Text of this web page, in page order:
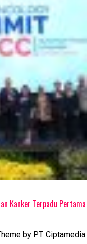
Kanker Terpadu Pertama
by PT. Ciptamedia